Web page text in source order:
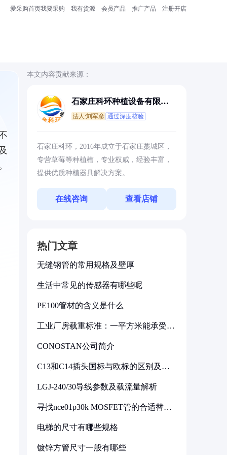
爱采购首页我要采购 我有货源 会员产品 推广产品 注册开店
本文内容贡献来源：
石家庄科环种植设备有限公
法人:刘军彦 通过深度核验
石家庄科环，2016年成立于石家庄藁城区，
专营草莓等种植槽，专业权威，经验丰富，
提供优质种植器具解决方案。
在线咨询 查看店铺
热门文章
无缝钢管的常用规格及壁厚
生活中常见的传感器有哪些呢
PE100管材的含义是什么
工业厂房载重标准：一平方米能承受多
CONOSTAN公司简介
C13和C14插头国标与欧标的区别及其
LGJ-240/30导线参数及载流量解析
寻找nce01p30k MOSFET管的合适替代
电梯的尺寸有哪些规格
镀锌方管尺寸一般有哪些